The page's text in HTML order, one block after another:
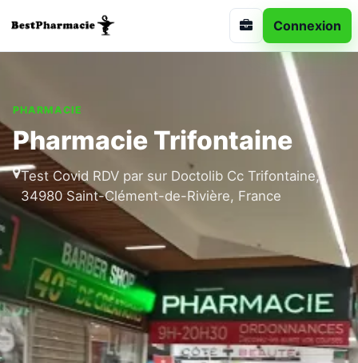
Connexion
PHARMACIE
Pharmacie Trifontaine
Test Covid RDV par sur Doctolib Cc Trifontaine,
34980 Saint-Clément-de-Rivière, France